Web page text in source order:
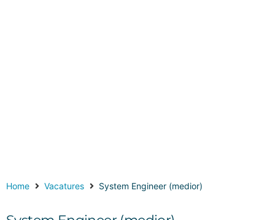
Home Vacatures System Engineer (medior)